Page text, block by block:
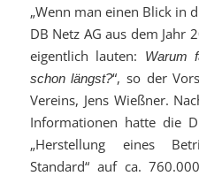
„Wenn man einen Blick in
DB Netz AG aus dem Jahr
eigentlich lauten:
Warum
schon längst?“, so der
Vereins, Jens Wießner.
Informationen hatte die
„Herstellung eines
Standard“ auf ca.